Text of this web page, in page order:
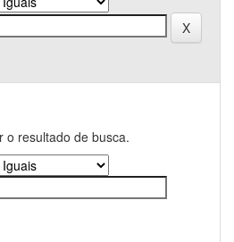
o resultado de busca.